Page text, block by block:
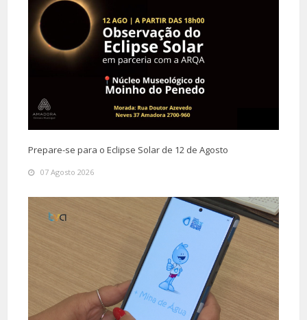
Prepare-se para o Eclipse Solar de 12 de Agosto
07 Agosto 2026